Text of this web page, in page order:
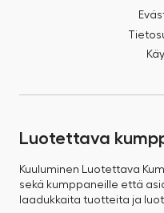
Luotettava
Kuuluminen Luotettava
sekä kumppaneille että
laadukkaita tuotteita ja